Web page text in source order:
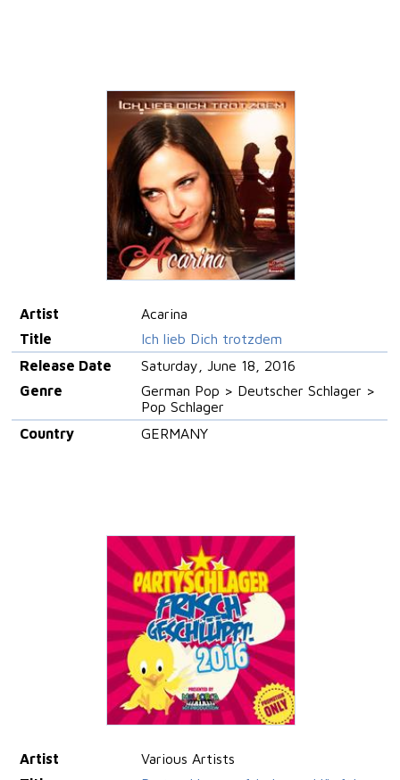
Artist
Acarina
Title
Ich lieb Dich trotzdem
Release Date
Saturday, June 18, 2016
Genre
German Pop > Deutscher Schlager >
Pop Schlager
Country
GERMANY
Artist
Various Artists